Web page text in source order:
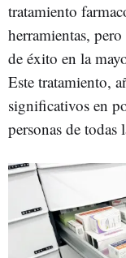
tratamiento
herramientas,
de éxito en la
Este tratamiento,
significativos en
personas de todas